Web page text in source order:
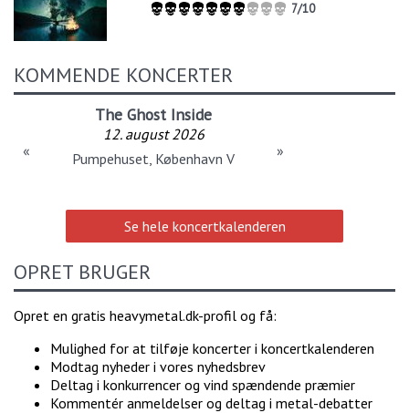
7/10
KOMMENDE KONCERTER
The Ghost Inside
12. august 2026
Pumpehuset, København V
« »
Se hele koncertkalenderen
OPRET BRUGER
Opret en gratis heavymetal.dk-profil og få:
Mulighed for at tilføje koncerter i koncertkalenderen
Modtag nyheder i vores nyhedsbrev
Deltag i konkurrencer og vind spændende præmier
Kommentér anmeldelser og deltag i metal-debatter